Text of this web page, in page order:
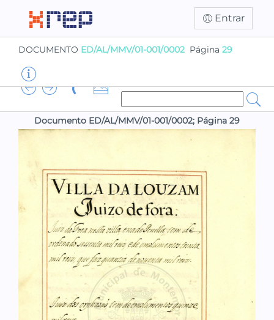
Entrar
DOCUMENTO ED/AL/MMV/01-001/0002 Página 29
Documento ED/AL/MMV/01-001/0002; Página 29